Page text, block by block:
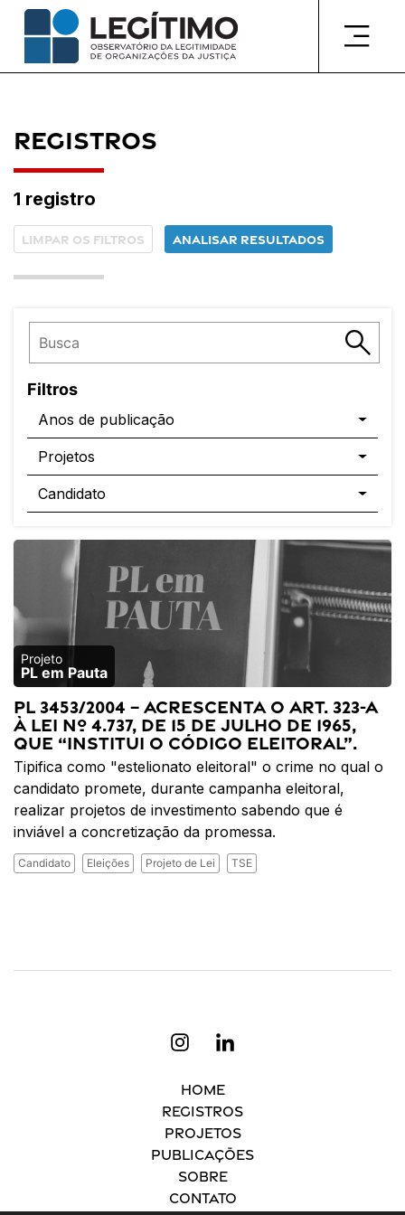
Pular
para
conteúdo
Registros
1 registro
Limpar os filtros Analisar resultados
Filtros
Anos de publicação
Projetos
Candidato
PL em Pauta
PL 3453/2004 – Acrescenta o art. 323-A
à Lei nº 4.737, de 15 de julho de 1965,
que “Institui o Código Eleitoral”.
Tipifica como "estelionato eleitoral" o crime no qual o
candidato promete, durante campanha eleitoral,
realizar projetos de investimento sabendo que é
inviável a concretização da promessa.
Candidato Eleições Projeto de Lei TSE
Home
Registros
Projetos
Publicações
Sobre
Contato